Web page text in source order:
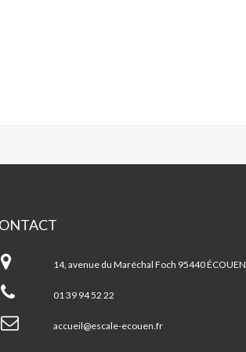
14, avenue du Maréchal Foch 95440 ÉCOUEN
01 39 94 52 22
accueil@escale-ecouen.fr